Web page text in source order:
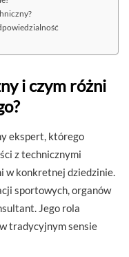
i czym różni
ekspert, którego
z technicznymi
w konkretnej dziedzinie.
sportowych, organów
Jego rola
tradycyjnym sensie